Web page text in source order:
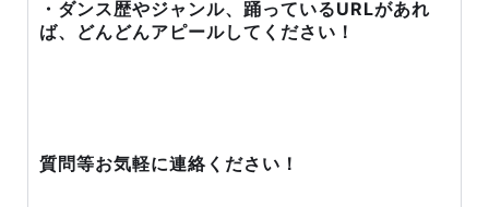
・ダンス歴やジャンル、踊っているURLがあれ
ば、どんどんアピールしてください！
質問等お気軽に連絡ください！